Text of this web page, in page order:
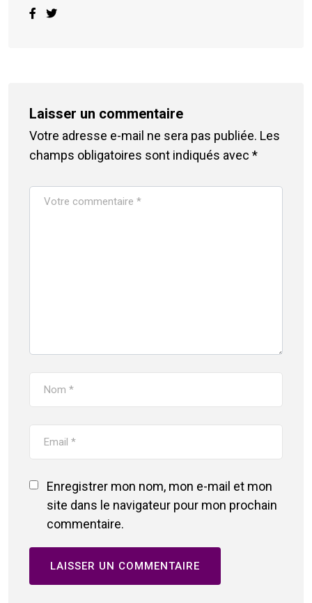
Laisser un commentaire
Votre adresse e-mail ne sera pas publiée. Les
champs obligatoires sont indiqués avec *
Enregistrer mon nom, mon e-mail et mon
site dans le navigateur pour mon prochain
commentaire.